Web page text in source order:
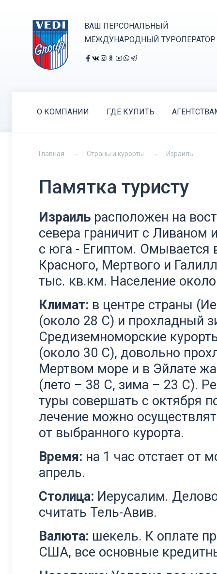
ВАШ ПЕРСОНАЛЬНЫЙ
МЕЖДУНАРОДНЫЙ ТУРОПЕРАТОР
О КОМПАНИИ ГДЕ КУПИТЬ
Главная Страны и курорты Израиль
Памятка туристу
Израиль расположен на
севера граничит с Ливаном
с юга - Египтом. Омывается
Красного, Мертвого и
тыс. кв.км. Население
Климат: в центре страны
(около 28 С) и прохладный
Средиземноморские
(около 30 С), довольно
Мертвом море и в Эйлате
(лето – 38 С, зима – 23 С).
туры совершать с октября
лечение можно
от выбранного курорта.
Время: на 1 час отстает от
апрель.
Столица: Иерусалим.
считать Тель-Авив.
Валюта: шекель. К оплате
США, все основные